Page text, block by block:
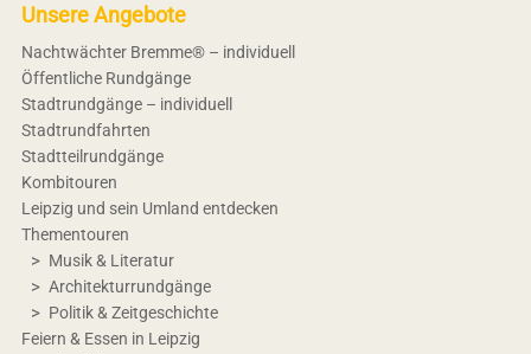
Unsere Angebote
Nachtwächter Bremme® – individuell
Öffentliche Rundgänge
Stadtrundgänge – individuell
Stadtrundfahrten
Stadtteilrundgänge
Kombitouren
Leipzig und sein Umland entdecken
Thementouren
Musik & Literatur
Architekturrundgänge
Politik & Zeitgeschichte
Feiern & Essen in Leipzig